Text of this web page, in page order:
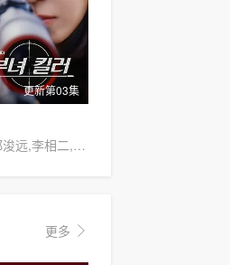
更新第03集
孔晓振,郑浚远,李相二,成东日
更多